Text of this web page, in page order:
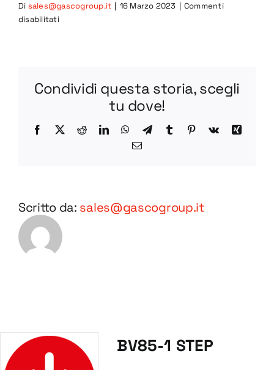
Di sales@gascogroup.it | 16 Marzo 2023 | Commenti
disabilitatisu
Condividi questa storia, scegli
tu dove!
Facebook
X RedditLinkedInWhatsApp
TelegramTumblr Pinterest
Vk
Xing
Email
Scritto da: sales@gascogroup.it
BV85-1 STEP